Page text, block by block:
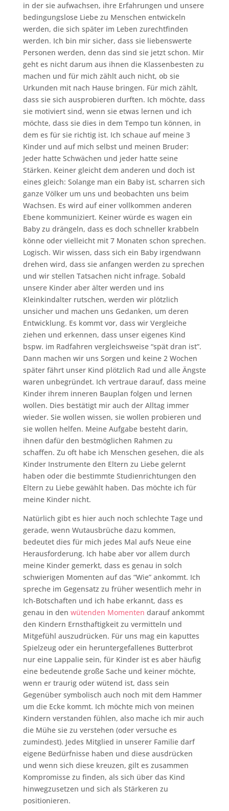
in der sie aufwachsen, ihre Erfahrungen und unsere
bedingungslose Liebe zu Menschen entwickeln
werden, die sich später im Leben zurechtfinden
werden. Ich bin mir sicher, dass sie liebenswerte
Personen werden, denn das sind sie jetzt schon. Mir
geht es nicht darum aus ihnen die Klassenbesten zu
machen und für mich zählt auch nicht, ob sie
Urkunden mit nach Hause bringen. Für mich zählt,
dass sie sich ausprobieren durften. Ich möchte, dass
sie motiviert sind, wenn sie etwas lernen und ich
möchte, dass sie dies in dem Tempo tun können, in
dem es für sie richtig ist. Ich schaue auf meine 3
Kinder und auf mich selbst und meinen Bruder:
Jeder hatte Schwächen und jeder hatte seine
Stärken. Keiner gleicht dem anderen und doch ist
eines gleich: Solange man ein Baby ist, scharren sich
ganze Völker um uns und beobachten uns beim
Wachsen. Es wird auf einer vollkommen anderen
Ebene kommuniziert. Keiner würde es wagen ein
Baby zu drängeln, dass es doch schneller krabbeln
könne oder vielleicht mit 7 Monaten schon sprechen.
Logisch. Wir wissen, dass sich ein Baby irgendwann
drehen wird, dass sie anfangen werden zu sprechen
und wir stellen Tatsachen nicht infrage. Sobald
unsere Kinder aber älter werden und ins
Kleinkindalter rutschen, werden wir plötzlich
unsicher und machen uns Gedanken, um deren
Entwicklung. Es kommt vor, dass wir Vergleiche
ziehen und erkennen, dass unser eigenes Kind
bspw. im Radfahren vergleichsweise “spät dran ist”.
Dann machen wir uns Sorgen und keine 2 Wochen
später fährt unser Kind plötzlich Rad und alle Ängste
waren unbegründet. Ich vertraue darauf, dass meine
Kinder ihrem inneren Bauplan folgen und lernen
wollen. Dies bestätigt mir auch der Alltag immer
wieder. Sie wollen wissen, sie wollen probieren und
sie wollen helfen. Meine Aufgabe besteht darin,
ihnen dafür den bestmöglichen Rahmen zu
schaffen. Zu oft habe ich Menschen gesehen, die als
Kinder Instrumente den Eltern zu Liebe gelernt
haben oder die bestimmte Studienrichtungen den
Eltern zu Liebe gewählt haben. Das möchte ich für
meine Kinder nicht.
Natürlich gibt es hier auch noch schlechte Tage und
gerade, wenn Wutausbrüche dazu kommen,
bedeutet dies für mich jedes Mal aufs Neue eine
Herausforderung. Ich habe aber vor allem durch
meine Kinder gemerkt, dass es genau in solch
schwierigen Momenten auf das “Wie” ankommt. Ich
spreche im Gegensatz zu früher wesentlich mehr in
Ich-Botschaften und ich habe erkannt, dass es
genau in den wütenden Momenten darauf ankommt
den Kindern Ernsthaftigkeit zu vermitteln und
Mitgefühl auszudrücken. Für uns mag ein kaputtes
Spielzeug oder ein heruntergefallenes Butterbrot
nur eine Lappalie sein, für Kinder ist es aber häufig
eine bedeutende große Sache und keiner möchte,
wenn er traurig oder wütend ist, dass sein
Gegenüber symbolisch auch noch mit dem Hammer
um die Ecke kommt. Ich möchte mich von meinen
Kindern verstanden fühlen, also mache ich mir auch
die Mühe sie zu verstehen (oder versuche es
zumindest). Jedes Mitglied in unserer Familie darf
eigene Bedürfnisse haben und diese ausdrücken
und wenn sich diese kreuzen, gilt es zusammen
Kompromisse zu finden, als sich über das Kind
hinwegzusetzen und sich als Stärkeren zu
positionieren.